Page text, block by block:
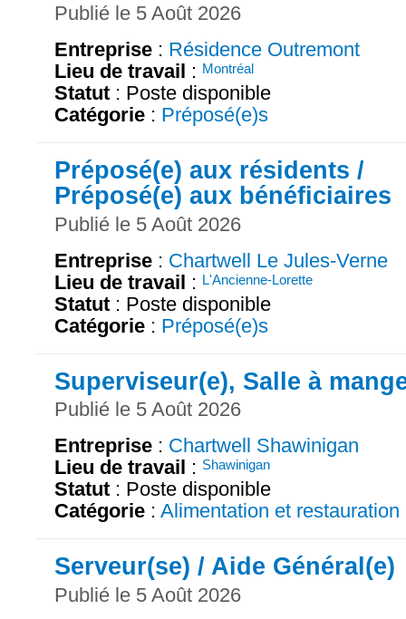
Publié le 5 Août 2026
Entreprise : Résidence Outremont
Lieu de travail : Montréal
Statut : Poste disponible
Catégorie : Préposé(e)s
Préposé(e) aux résidents /
Préposé(e) aux bénéficiaires
Publié le 5 Août 2026
Entreprise : Chartwell Le Jules-Verne
Lieu de travail : L'Ancienne-Lorette
Statut : Poste disponible
Catégorie : Préposé(e)s
Superviseur(e), Salle à
Publié le 5 Août 2026
Entreprise : Chartwell Shawinigan
Lieu de travail : Shawinigan
Statut : Poste disponible
Catégorie : Alimentation et restauration
Serveur(se) / Aide Général(e)
Publié le 5 Août 2026